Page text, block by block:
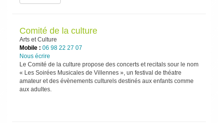
Comité de la culture
Arts et Culture
Mobile : 06 98 22 27 07
Nous écrire
Le Comité de la culture propose des concerts et recitals sour le nom
« Les Soirées Musicales de Villennes », un festival de théatre
amateur et des évènements culturels destinés aux enfants comme
aux adultes.